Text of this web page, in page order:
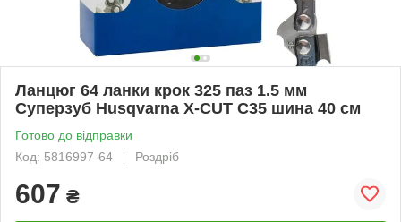
Ланцюг 64 ланки крок 325 паз 1.5 мм
Суперзуб Husqvarna X-CUT C35 шина 40 см
Готово до відправки
Код: 5816997-64
Роздріб
607 ₴